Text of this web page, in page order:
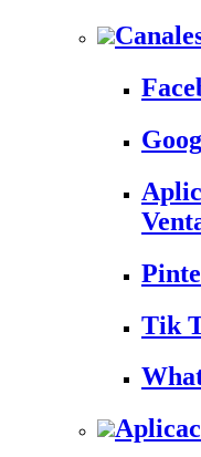
Tik